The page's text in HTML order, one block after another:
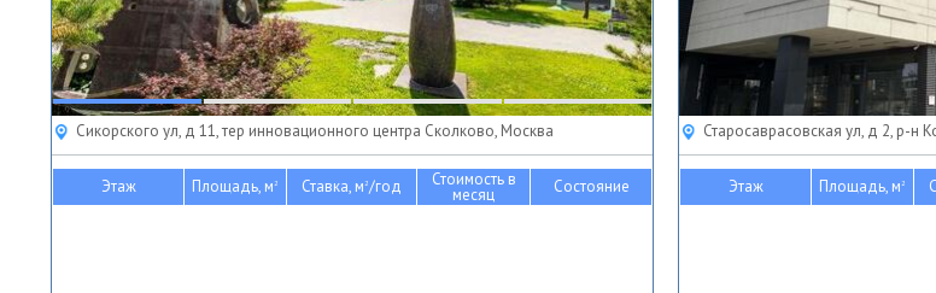
Сикорского ул, д 11, тер инновационного центра Сколково, Москва
Этаж Площадь, м2 Ставка, м2/год Стоимость в
месяц Состояние
Старосаврасовская ул, д 2, р-н
Этаж Площадь, м2